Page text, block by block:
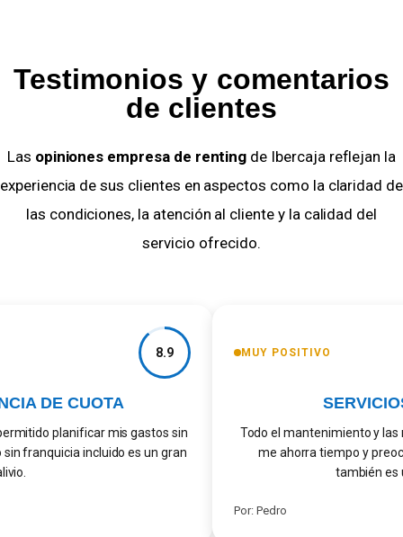
Testimonios y comentarios
de clientes
Las opiniones empresa de renting de Ibercaja reflejan la
experiencia de sus clientes en aspectos como la claridad de
las condiciones, la atención al cliente y la calidad del
servicio ofrecido.
8.9
DE CUOTA
planificar mis gastos sin
franquicia incluido es un gran
MUY POSITIVO
Todo el mantenimiento y las
me ahorra tiempo y
también es
Por: Pedro